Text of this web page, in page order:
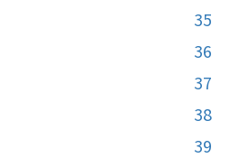
35
36
37
38
39